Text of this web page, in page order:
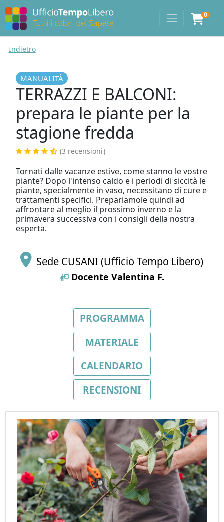
0
Indietro
MANUALITÀ
TERRAZZI E BALCONI:
prepara le piante per la
stagione fredda
(3 recensioni)
Tornati dalle vacanze estive, come stanno le vostre
piante? Dopo l'intenso caldo e i periodi di siccità le
piante, specialmente in vaso, necessitano di cure e
trattamenti specifici. Prepariamole quindi ad
affrontare al meglio il prossimo inverno e la
primavera successiva con i consigli della nostra
esperta.
Sede CUSANI (Ufficio Tempo Libero)
Docente Valentina F.
PROGRAMMA
MATERIALE
CALENDARIO
RECENSIONI